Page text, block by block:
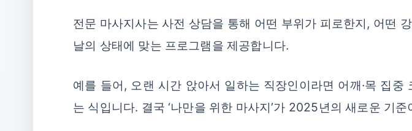
전문 마사지사는 사전 상담을 통해 어떤 부위가 피로한지, 어떤
날의 상태에 맞는 프로그램을 제공합니다.
예를 들어, 오랜 시간 앉아서 일하는 직장인이라면 어깨·목 집
는 식입니다. 결국 ‘나만을 위한 마사지’가 2025년의 새로운 기준